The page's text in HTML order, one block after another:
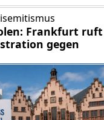
Frankfurt ruft
gegen